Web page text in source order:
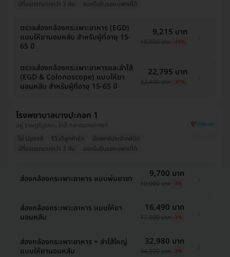
มีที่จอดรถมากกว่า 3 คัน
ออกใบรับรองแพทย์ได้
ตรวจส่องกล้องกระเพาะอาหาร (EGD)
แบบให้ยานอนหลับ สำหรับผู้ที่อายุ 15-
65 ปี
9,215 บาท
18,000 บาท -49%
ตรวจส่องกล้องกระเพาะอาหารและลำไส้
(EGD & Colonoscope) แบบให้ยา
นอนหลับ สำหรับผู้ที่อายุ 15-65 ปี
22,795 บาท
32,400 บาท -30%
โรงพยาบาลบางปะกอก 1
อยู่ ราษฎร์บูรณะ, ใกล้ ตลาดบางปะกอก
ไม่ Upsell
รีวิวดีลูกค้ารัก
มีแพทย์ประจำคลินิก
มีที่จอดรถมากกว่า 3 คัน
ออกใบรับรองแพทย์ได้
ส่องกล้องกระเพาะอาหาร แบบพ่นยาชา 9,700 บาท
10,000 บาท -3%
ส่องกล้องกระเพาะอาหาร แบบให้ยา
นอนหลับ
16,490 บาท
17,000 บาท -3%
ส่องกล้องกระเพาะอาหาร + ลำไส้ใหญ่
แบบให้ยานอนหลับ
32,980 บาท
34,000 บาท -3%